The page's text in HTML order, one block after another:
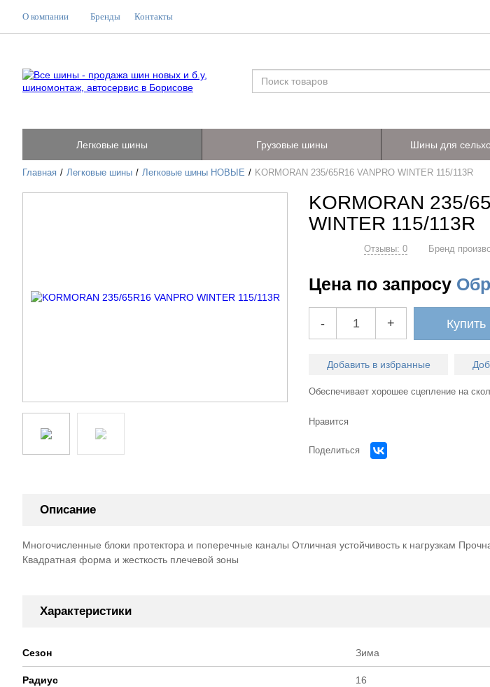
О компании Бренды Контакты
Легковые шины Грузовые шины Шины для
Главная Легковые шины Легковые шины НОВЫЕ KORMORAN 235/65R16 VANPRO WINTER 115/113R
KORMORAN 235/
WINTER 115/113R
Отзывы: 0 Бренд
Цена по запросу
- + Купить
Добавить в избранные
Обеспечивает хорошее сцепление на
Нравится
Поделиться
Описание
Многочисленные блоки протектора и поперечные каналы Отличная устойчивость к нагрузкам
Квадратная форма и жесткость плечевой зоны
Характеристики
Сезон Зима
Радиус 16